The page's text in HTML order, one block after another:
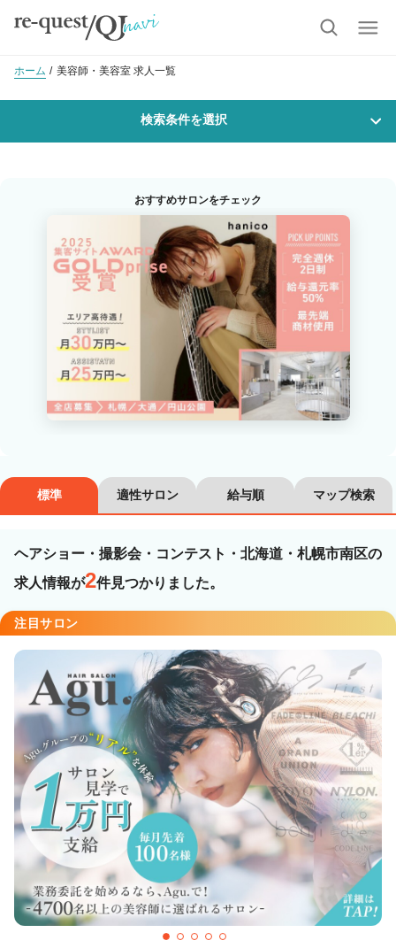
ホーム 美容師・美容室 求人一覧
検索条件を選択
沿線・駅を選択 市区町村を選択
札幌市南区
職種・技能ランク
美容師アシスタント
ネイリスト エステティシャン
雇用形態
業務委託・フリーランス 紹介・派遣
詳細条件
ヘアショー・撮影会・コンテスト 詳細条件を変更
この条件の求人数2件
検索する
おすすめサロンをチェック
標準 適性サロン 給与順 マップ検索
ヘアショー・撮影会・コンテスト・北海道・札幌市南区の
求人情報が2件見つかりました。
注目サロン